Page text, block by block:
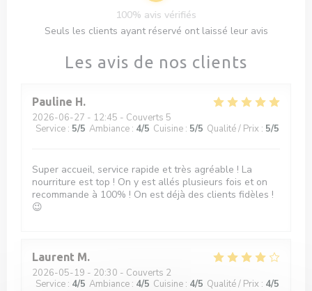
Les avis de nos clients
Pauline H
2026-06-27 - 12:45 - Couverts 5
Service : 5/5 Ambiance : 4/5 Cuisine : 5/5 Qualité / Prix : 5/5
Super accueil, service rapide et très agréable ! La
nourriture est top ! On y est allés plusieurs fois et on
recommande à 100% ! On est déjà des clients fidèles !
😉
Laurent M
2026-05-19 - 20:30 - Couverts 2
Service : 4/5 Ambiance : 4/5 Cuisine : 4/5 Qualité / Prix : 4/5
100% avis vérifiés
Seuls les clients ayant réservé ont laissé leur avis